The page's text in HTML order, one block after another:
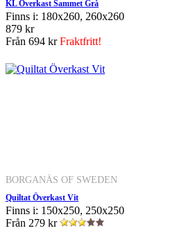
KL Överkast Sammet Grå
Finns i: 180x260, 260x260
879 kr
Från 694 krFraktfritt!
BORGANÄS OF SWEDEN
Quiltat Överkast Vit
Finns i: 150x250, 250x250
Från 279 kr